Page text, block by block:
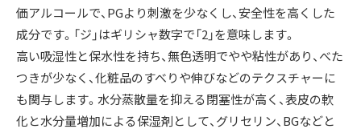
価アルコールで、PGより刺激を少なくし、安全性を高くした
成分です。「ジ」はギリシャ数字で「2」を意味します。
高い吸湿性と保水性を持ち、無色透明でやや粘性があり、べた
つきが少なく、化粧品のすべりや伸びなどのテクスチャーに
も関与します。水分蒸散量を抑える閉塞性が高く、表皮の軟
化と水分量増加による保湿剤として、グリセリン、BGなどと